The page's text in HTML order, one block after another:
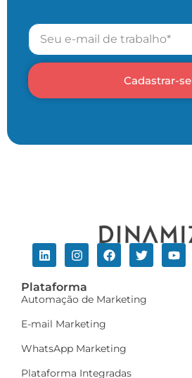
Cadastrar-se
Plataforma
Automação de Marketing
E-mail Marketing
WhatsApp Marketing
Plataforma Integradas